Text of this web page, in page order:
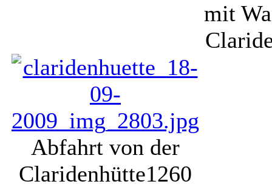
mit
Abfahrt von der
Claridenhütte1260